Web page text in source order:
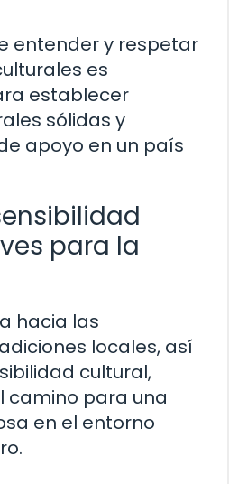
entender y respetar
es
establecer
sólidas y
apoyo en un país
para la
hacia las
locales, así
cultural,
camino para una
en el entorno